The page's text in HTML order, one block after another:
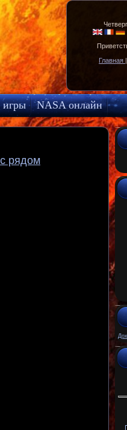
Главная |
NASA онлайн
рядом